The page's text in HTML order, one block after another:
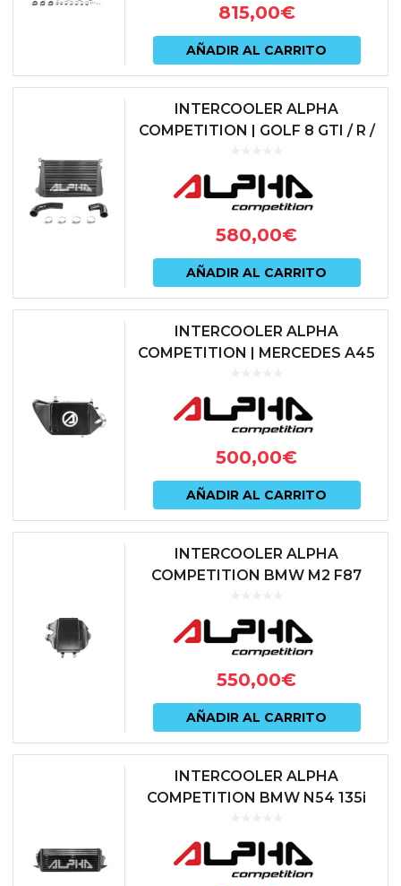
815,00€
AÑADIR AL CARRITO
INTERCOOLER ALPHA
COMPETITION | GOLF 8 GTI / R /
FORMENTOR (EA888 GEN 4) |
AC-MK8-IC
580,00€
AÑADIR AL CARRITO
INTERCOOLER ALPHA
COMPETITION | MERCEDES A45
/ GLA45 AMG (X156) | AC-45-IC
500,00€
AÑADIR AL CARRITO
INTERCOOLER ALPHA
COMPETITION BMW M2 F87
BMW M4 F82
550,00€
AÑADIR AL CARRITO
INTERCOOLER ALPHA
COMPETITION BMW N54 135i